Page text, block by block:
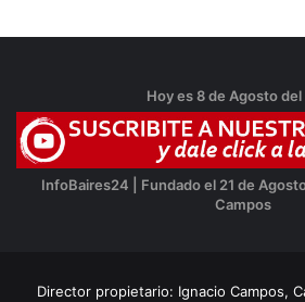
Hoy es 8 de Agosto
InfoBaires24 | Fundado el 21 de
Campos
Director propietario: Ignacio Campos,